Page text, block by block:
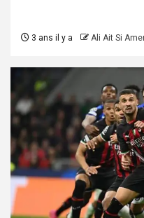
3 ans il y a Ali Ait Si